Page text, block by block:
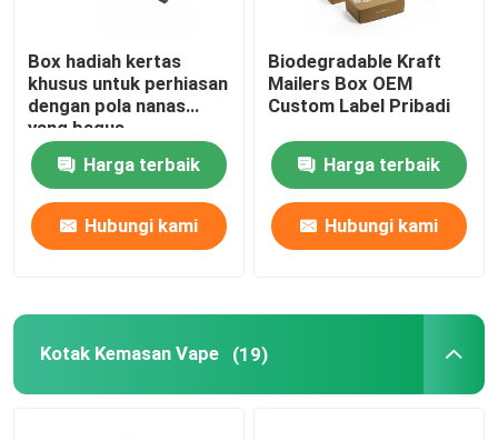
Pembungkusan Hadiah Kotak Jam Tangan
Kemasan Hadiah Khusus
Kotak kemasan kertas kraft
Box hadiah kertas
khusus untuk perhiasan
dengan pola nanas
yang bagus
Harga terbaik
Hubungi kami
Biodegradable Kraft
Mailers Box OEM
Custom Label Pribadi
Harga terbaik
Hubungi kami
Kotak Kemasan Vape (19)